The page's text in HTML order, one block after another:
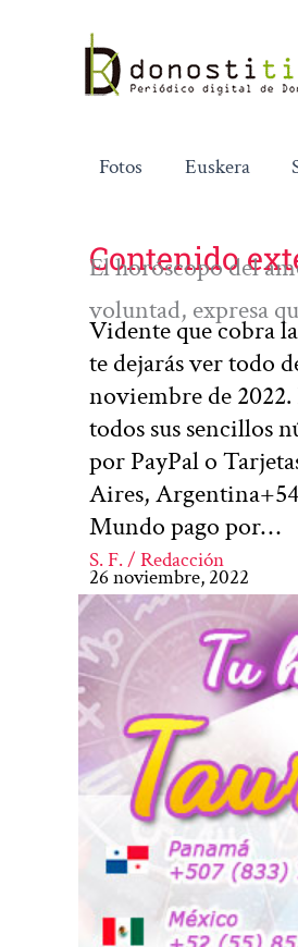
contenido
Fotos Euskera
Contenido
El horóscopo del
voluntad, expresa
Vidente que cobra
te dejarás ver todo
noviembre de
todos sus sencillos
por PayPal o
Aires, Argentina+54
Mundo pago por…
S. F. / Redacción
26 noviembre, 2022